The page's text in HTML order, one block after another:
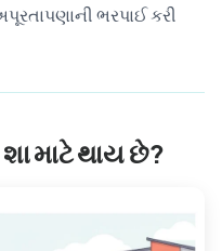
ભરપાઈ કરી
માટે થાય છે?